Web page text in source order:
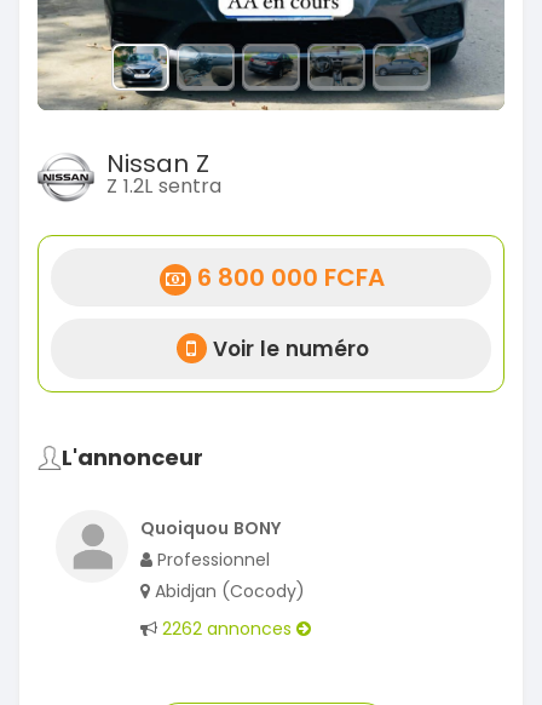
Nissan Z
Z 1.2L sentra
6 800 000 FCFA
Voir le numéro
L'annonceur
Quoiquou BONY
Professionnel
Abidjan (Cocody)
2262 annonces